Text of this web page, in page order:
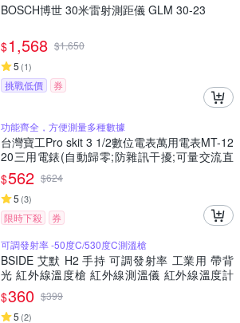
BOSCH博世 30米雷射測距儀 GLM 30-23
$1,568 $1,650
5 (1)
挑戰低價 券
功能齊全，方便測量多種數據
台灣寶工Pro skit 3 1/2數位電表萬用電表MT-12
20三用電錶(自動歸零;防雜訊干擾;可量交流直
流電壓2mA電流電阻電晶體二極體NCV;雙保險
絲;全檔位保護)
$562 $624
5 (3)
限時下殺
券
可調發射率 -50度C/530度C測溫槍
BSIDE 艾默 H2 手持 可調發射率 工業用 帶背
光 紅外線溫度槍 紅外線測溫儀 紅外線溫度計
非接觸式溫度計 手持式感溫棒 食品溫度計 電子
溫度計 感應測溫槍
$360 $399
5 (2)